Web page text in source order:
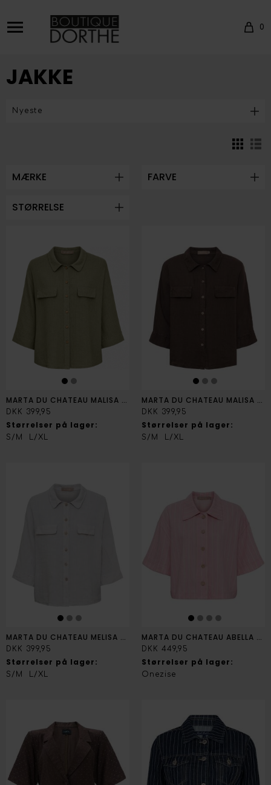
0
JAKKE
MÆRKE FARVE
STØRRELSE
Størrelser på lager:
S/M L/XL
MARTA DU CHATEAU MALISA ARMY JAKKE
DKK 399,95
Størrelser på lager:
S/M L/XL
MARTA DU CHATEAU MALISA BRUN JAKKE
DKK 399,95
Størrelser på lager:
S/M L/XL
MARTA DU CHATEAU MELISA SAND SKJORTE JAKKE
DKK 399,95
Størrelser på lager:
Onezise
MARTA DU CHATEAU ABELLA JAKKE
DKK 449,95